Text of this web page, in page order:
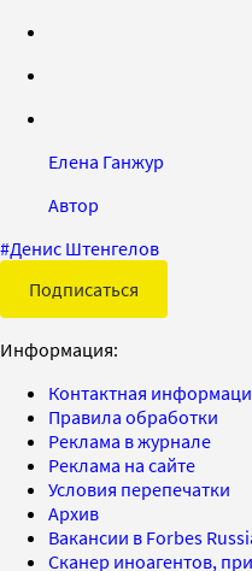
Елена Ганжур
Автор
#Денис Штенгелов
Подписаться
Информация:
Контактная
Правила обработки
Реклама в журнале
Реклама на сайте
Условия перепечатки
Архив
Вакансии в Forbes
Сканер иноагентов,